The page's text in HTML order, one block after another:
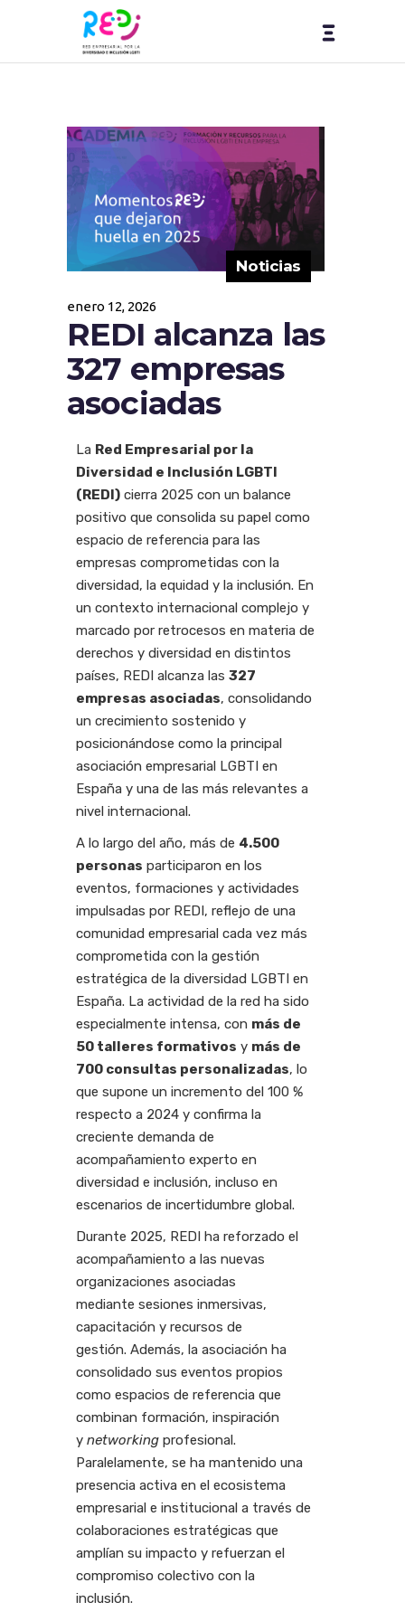
Noticias
enero 12, 2026
REDI alcanza las
327 empresas
asociadas
La Red Empresarial por la
Diversidad e Inclusión LGBTI
(REDI) cierra 2025 con un balance
positivo que consolida su papel como
espacio de referencia para las
empresas comprometidas con la
diversidad, la equidad y la inclusión. En
un contexto internacional complejo y
marcado por retrocesos en materia de
derechos y diversidad en distintos
países, REDI alcanza las 327
empresas asociadas, consolidando
un crecimiento sostenido y
posicionándose como la principal
asociación empresarial LGBTI en
España y una de las más relevantes a
nivel internacional.
A lo largo del año, más de 4.500
personas participaron en los
eventos, formaciones y actividades
impulsadas por REDI, reflejo de una
comunidad empresarial cada vez más
comprometida con la gestión
estratégica de la diversidad LGBTI en
España. La actividad de la red ha sido
especialmente intensa, con más de
50 talleres formativos y más de
700 consultas personalizadas, lo
que supone un incremento del 100 %
respecto a 2024 y confirma la
creciente demanda de
acompañamiento experto en
diversidad e inclusión, incluso en
escenarios de incertidumbre global.
Durante 2025, REDI ha reforzado el
acompañamiento a las nuevas
organizaciones asociadas
mediante sesiones inmersivas,
capacitación y recursos de
gestión. Además, la asociación ha
consolidado sus eventos propios
como espacios de referencia que
combinan formación, inspiración
y networking profesional.
Paralelamente, se ha mantenido una
presencia activa en el ecosistema
empresarial e institucional a través de
colaboraciones estratégicas que
amplían su impacto y refuerzan el
compromiso colectivo con la
inclusión.